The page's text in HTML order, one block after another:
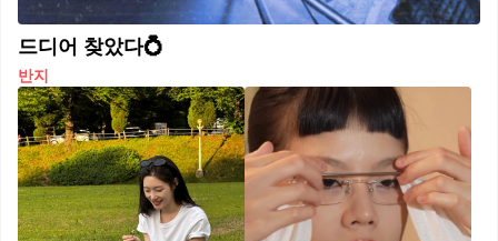
드디어 찾았다💍
반지